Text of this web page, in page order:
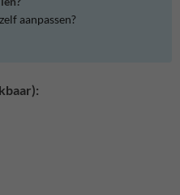
aanpassen?